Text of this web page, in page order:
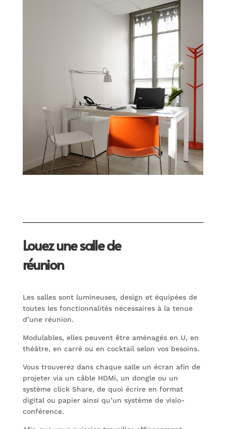
Louez une salle de
réunion
Les salles sont lumineuses, design et équipées de
toutes les fonctionnalités nécessaires à la tenue
d’une réunion.
Modulables, elles peuvent être aménagés en U, en
théâtre, en carré ou en cocktail selon vos besoins.
Vous trouverez dans chaque salle un écran afin de
projeter via un câble HDMi, un dongle ou un
système click Share, de quoi écrire en format
digital ou papier ainsi qu’un système de visio-
conférence.